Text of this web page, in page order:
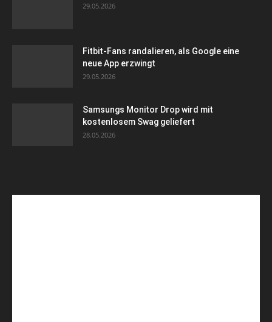
29.05.2026
Fitbit-Fans randalieren, als Google eine
neue App erzwingt
29.05.2026
Samsungs Monitor Drop wird mit
kostenlosem Swag geliefert
28.05.2026